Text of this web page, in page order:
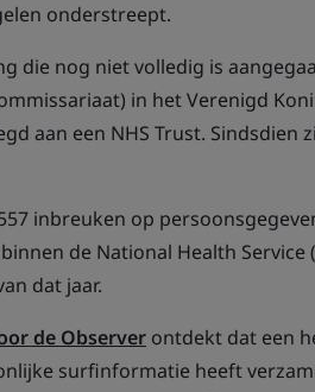
onderstreept.
die nog niet volledig is
in het Verenigd
aan een NHS Trust. Sindsdien
inbreuken op
de National Health Service
dat jaar.
de Observer ontdekt dat een
surfinformatie heeft